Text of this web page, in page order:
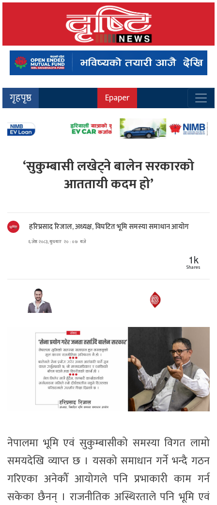
गृहपृष्ठ Epaper
‘सुकुम्बासी लखेट्ने बालेन सरकारको
आततायी कदम हो’
हरिप्रसाद रिजाल, अध्यक्ष, विघटित भूमि समस्या समाधान आयोग
६ जेष्ठ २०८३, बुधबार २० : ०७ बजे
1k
Shares
नेपालमा भूमि एवं सुकुम्बासीको समस्या विगत लामो
समयदेखि व्याप्त छ । यसको समाधान गर्ने भन्दै गठन
गरिएका अनेकौँ आयोगले पनि प्रभाकारी काम गर्न
सकेका छैनन् । राजनीतिक अस्थिरताले पनि भूमि एवं